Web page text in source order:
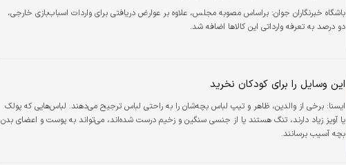
باشگاه خبرنگاران جوان: براساس مصوبه مجلس، علاوه بر عوارض دریافتی برای واردات اسباب‌بازی خارجی،
دو درصد به تعرفه وارداتی این کالاها اضافه شد.
این وسایل را برای کودکان نخرید
ايسنا: برخی از والدین، ظاهر و تیپ لباس بچه‌شان را به راحتی لباس ترجیح می‌دهند. لباس‌هایی که پولک
یا آویز زیاد دارند، تنگ هستند یا از جنسی سنگین و زخیم درست شده‌اند، می‌تواند به پوست و اعضای بدن
بچه آسیب برسانند.